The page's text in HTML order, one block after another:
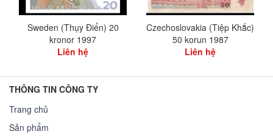
Sweden (Thụy Điển) 20
kronor 1997
Liên hệ
Czechoslovakia (Tiệp Khắc)
50 korun 1987
Liên hệ
THÔNG TIN CÔNG TY
Trang chủ
Sản phẩm